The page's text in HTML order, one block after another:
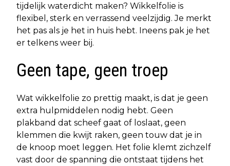
tijdelijk waterdicht maken? Wikkelfolie is
flexibel, sterk en verrassend veelzijdig. Je merkt
het pas als je het in huis hebt. Ineens pak je het
er telkens weer bij.
Geen tape, geen troep
Wat wikkelfolie zo prettig maakt, is dat je geen
extra hulpmiddelen nodig hebt. Geen
plakband dat scheef gaat of loslaat, geen
klemmen die kwijt raken, geen touw dat je in
de knoop moet leggen. Het folie klemt zichzelf
vast door de spanning die ontstaat tijdens het